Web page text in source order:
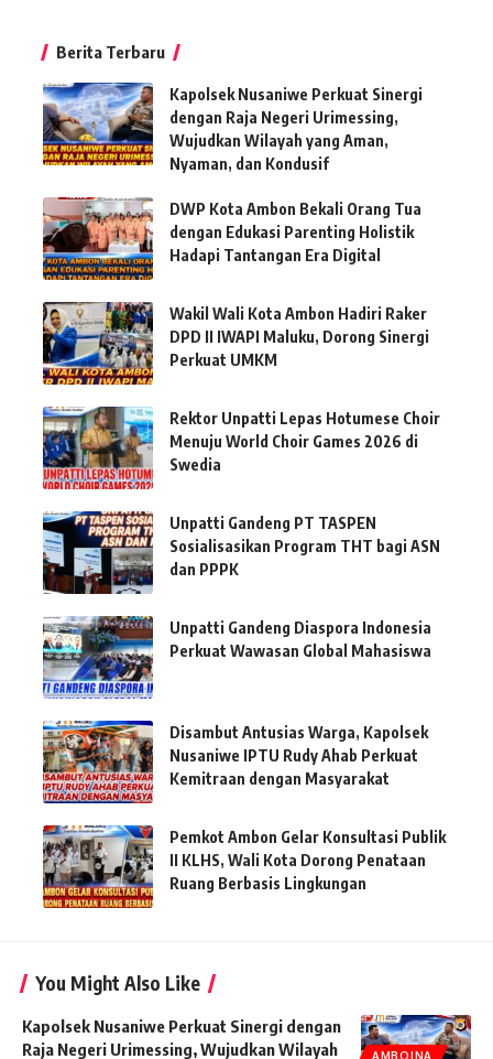
Berita Terbaru
Kapolsek Nusaniwe Perkuat Sinergi
dengan Raja Negeri Urimessing,
Wujudkan Wilayah yang Aman,
Nyaman, dan Kondusif
DWP Kota Ambon Bekali Orang Tua
dengan Edukasi Parenting Holistik
Hadapi Tantangan Era Digital
Wakil Wali Kota Ambon Hadiri Raker
DPD II IWAPI Maluku, Dorong Sinergi
Perkuat UMKM
Rektor Unpatti Lepas Hotumese Choir
Menuju World Choir Games 2026 di
Swedia
Unpatti Gandeng PT TASPEN
Sosialisasikan Program THT bagi ASN
dan PPPK
Unpatti Gandeng Diaspora Indonesia
Perkuat Wawasan Global Mahasiswa
Disambut Antusias Warga, Kapolsek
Nusaniwe IPTU Rudy Ahab Perkuat
Kemitraan dengan Masyarakat
Pemkot Ambon Gelar Konsultasi Publik
II KLHS, Wali Kota Dorong Penataan
Ruang Berbasis Lingkungan
You Might Also Like
AMBOINA
Kapolsek Nusaniwe Perkuat Sinergi dengan
Raja Negeri Urimessing, Wujudkan Wilayah